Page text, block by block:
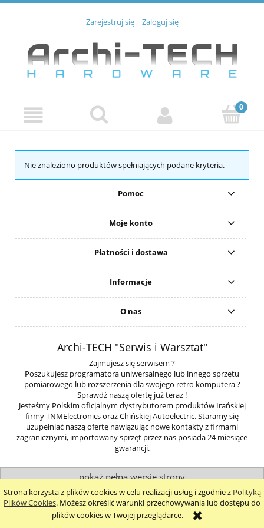
Strona korzysta z plików cookies w celu realizacji usług i zgodnie z Polityką
Plików Cookies. Możesz określić warunki przechowywania lub dostępu do
plików cookies w Twojej przeglądarce.
Zarejestruj się Zaloguj się
Nie znaleziono produktów spełniających podane kryteria.
Pomoc
Moje konto
Płatności i dostawa
Informacje
O nas
Archi-TECH "Serwis i Warsztat"
Zajmujesz się serwisem ?
Poszukujesz programatora uniwersalnego lub innego sprzętu
pomiarowego lub rozszerzenia dla swojego retro komputera ?
Sprawdź naszą ofertę już teraz !
Jesteśmy Polskim oficjalnym dystrybutorem produktów Irańskiej
firmy TNMElectronics oraz Chińskiej Autoelectric. Staramy się
uzupełniać naszą ofertę nawiązując nowe kontakty z firmami
zagranicznymi, importowany sprzęt przez nas posiada 24 miesiące
gwarancji.
pokaż pełną wersję strony
Sklep internetowy Shoper.pl